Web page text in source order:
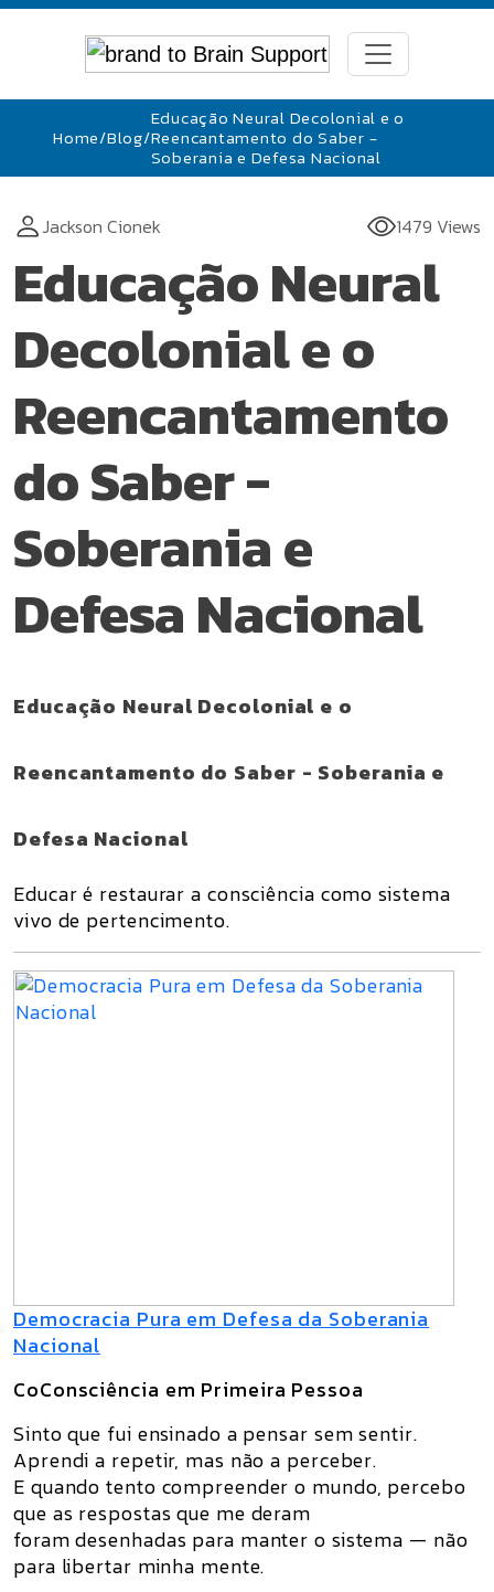
Home/Blog/
Educação Neural Decolonial e o
Reencantamento do Saber -
Soberania e Defesa Nacional
Jackson Cionek 1479 Views
Educação Neural
Decolonial e o
Reencantamento
do Saber -
Soberania e
Defesa Nacional
Educação Neural Decolonial e o
Reencantamento do Saber - Soberania e
Defesa Nacional
Educar é restaurar a consciência como sistema
vivo de pertencimento.
Democracia Pura em Defesa da Soberania
Nacional
CoConsciência em Primeira Pessoa
Sinto que fui ensinado a pensar sem sentir.
Aprendi a repetir, mas não a perceber.
E quando tento compreender o mundo, percebo
que as respostas que me deram
foram desenhadas para manter o sistema — não
para libertar minha mente.